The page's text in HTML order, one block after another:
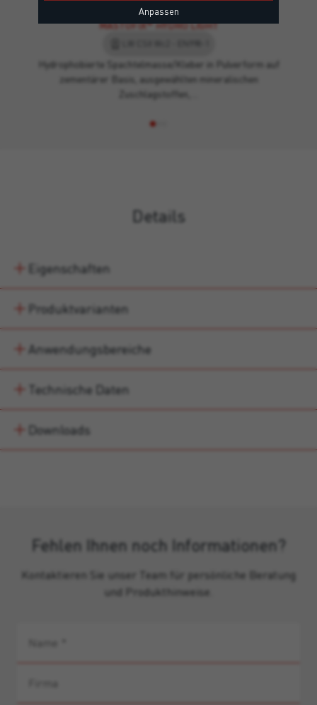
MASTOFIX®HYDRO LIGHT
Hydrophobierte Spachtelmasse/Kleber in Pulverform auf
zementärer Basis, ausgewählten mineralischen
Zuschlagstoffen,…
Details
Eigenschaften
Produktvarianten
Anwendungsbereiche
Technische Daten
Downloads
Fehlen Ihnen noch Informationen?
Kontaktieren Sie unser Team für persönliche Beratung
und Produkthinweise.
Anpassen